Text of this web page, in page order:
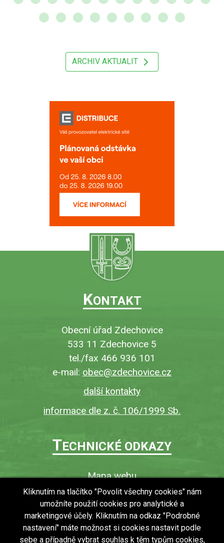
ARCHIV AKTUALIT
KONTAKT
Obecní úřad Zdechovice
533 11 Zdechovice 5
tel./fax 466 936 101
e-mail: obec@zdechovice.cz
další kontakty
informace dle z. č. 106/1999 Sb.
TECHNICKÉ ODKAZY
Mapa webu
O webu
Povinně zveřejňované informace
Ochrana osobních údajů (GDPR)
Vyhledávání
Kliknutím na tlačítko "Povolit všechny cookies" nám
umožníte použití cookies pro analytické a
marketingové účely. Kliknutím na odkaz "Podrobné
nastavení" máte možnost si cookies nastavit podle
sebe a případně vybrat souhlas k těm typům cookies,